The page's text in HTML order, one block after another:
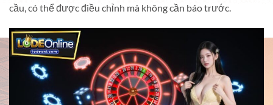
cầu, có thể được điều chỉnh mà không cần báo trước.